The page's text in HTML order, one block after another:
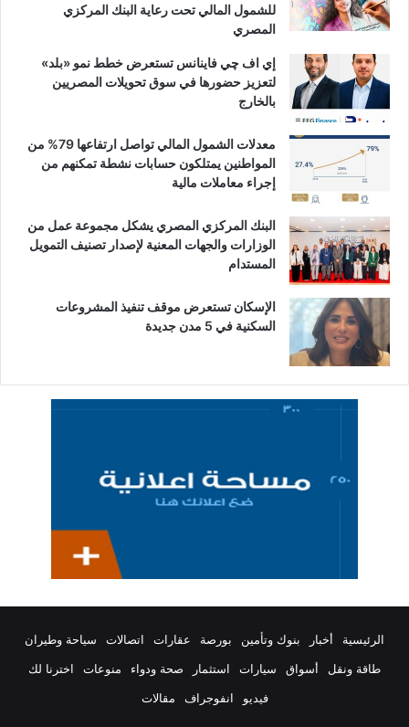
للشمول المالي تحت رعاية البنك المركزي
المصري
إي اف چي فاينانس تستعرض خطط نمو «بلد»
لتعزيز حضورها في سوق تحويلات المصريين
بالخارج
معدلات الشمول المالي تواصل ارتفاعها 79% من
المواطنين يمتلكون حسابات نشطة تمكنهم من
إجراء معاملات مالية
البنك المركزي المصري يشكل مجموعة عمل من
الوزارات والجهات المعنية لإصدار تصنيف التمويل
المستدام
الإسكان تستعرض موقف تنفيذ المشروعات
السكنية في 5 مدن جديدة
الرئيسية أخبار بنوك وتأمين بورصة عقارات اتصالات
سياحة وطيران
طاقة ونقل
أسواق سيارات استثمار صحة ودواء منوعات
اخترنا لك
فيديو
انفوجراف مقالات